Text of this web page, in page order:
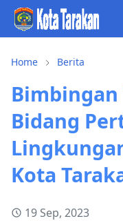
Home Berita
Bimbingan
Bidang
Kota
19 Sep, 2023